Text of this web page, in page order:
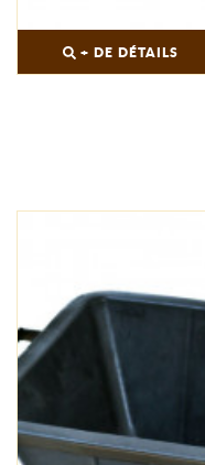
+ DE DÉTAILS